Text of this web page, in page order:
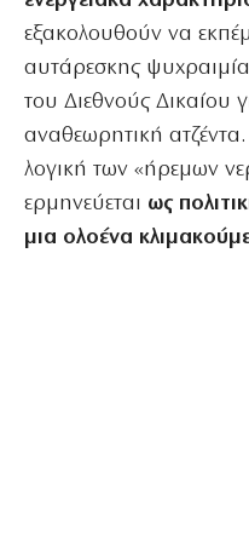
εξακολουθούν να
αυτάρεσκης
του Διεθνούς Δικαίου
αναθεωρητική
λογική των «ήρεμων
ερμηνεύεται ως
μια ολοένα